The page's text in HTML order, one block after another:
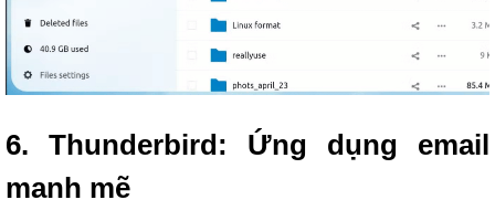
6. Thunderbird: Ứng dụng email
mạnh mẽ